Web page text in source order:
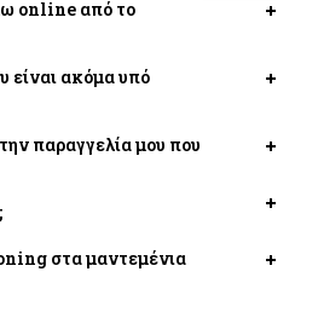
online από το
είναι ακόμα υπό
παραγγελία μου που
tab
tab
στα μαντεμένια